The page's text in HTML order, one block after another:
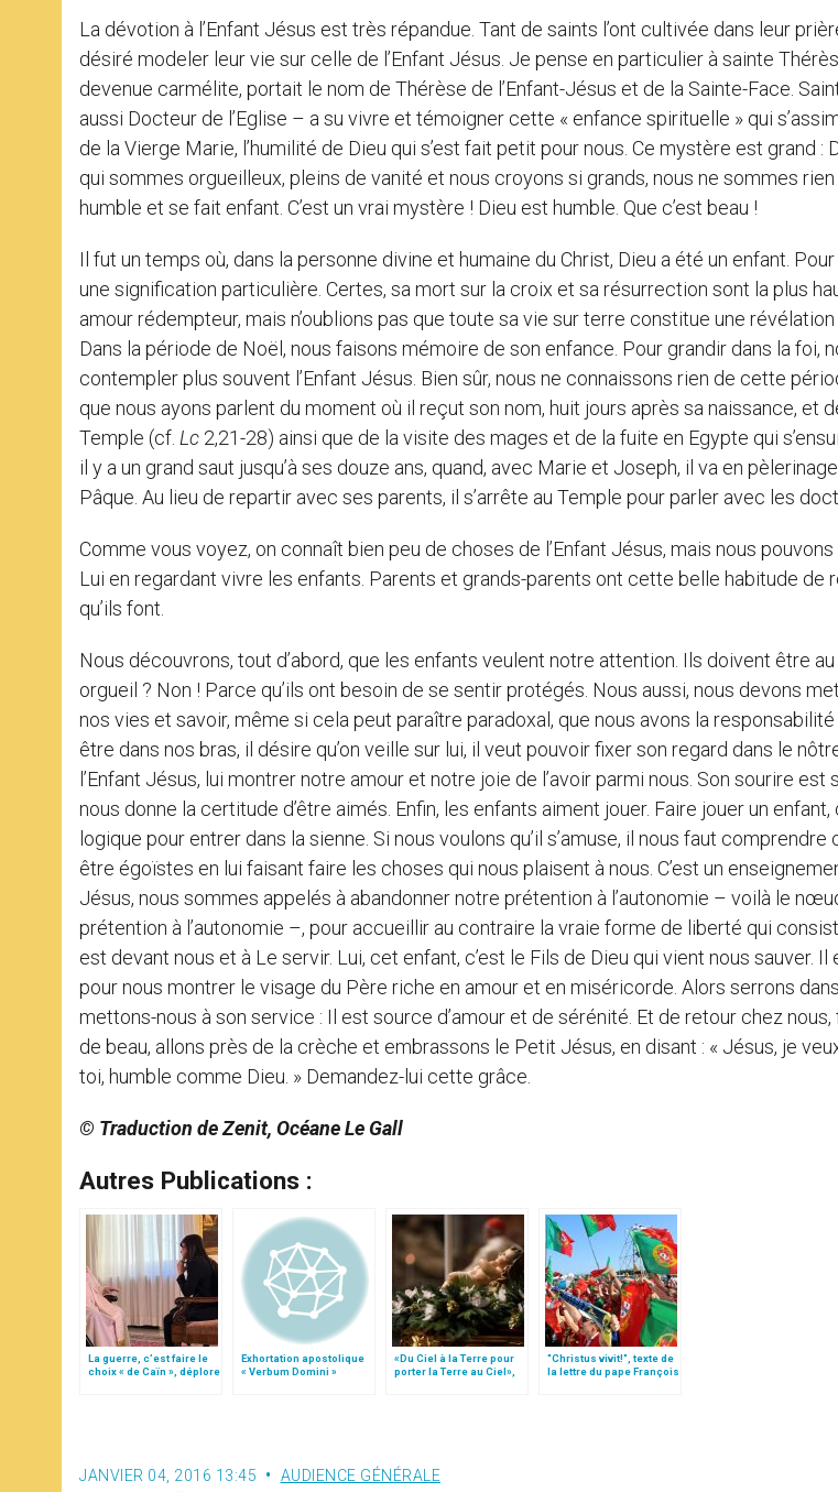
La dévotion à l’Enfant Jésus est très répandue. Tant de saints l’ont cultivée dans leur
désiré modeler leur vie sur celle de l’Enfant Jésus. Je pense en particulier à sainte
devenue carmélite, portait le nom de Thérèse de l’Enfant-Jésus et de la Sainte-Face.
aussi Docteur de l’Eglise – a su vivre et témoigner cette « enfance spirituelle » qui
de la Vierge Marie, l’humilité de Dieu qui s’est fait petit pour nous. Ce mystère est grand :
qui sommes orgueilleux, pleins de vanité et nous croyons si grands, nous ne sommes rien
humble et se fait enfant. C’est un vrai mystère ! Dieu est humble. Que c’est beau !
Il fut un temps où, dans la personne divine et humaine du Christ, Dieu a été un enfant.
une signification particulière. Certes, sa mort sur la croix et sa résurrection sont la plus
amour rédempteur, mais n’oublions pas que toute sa vie sur terre constitue une
Dans la période de Noël, nous faisons mémoire de son enfance. Pour grandir dans la foi,
contempler plus souvent l’Enfant Jésus. Bien sûr, nous ne connaissons rien de cette
que nous ayons parlent du moment où il reçut son nom, huit jours après sa naissance, et
Temple (cf. Lc 2,21-28) ainsi que de la visite des mages et de la fuite en Egypte qui
il y a un grand saut jusqu’à ses douze ans, quand, avec Marie et Joseph, il va en
Pâque. Au lieu de repartir avec ses parents, il s’arrête au Temple pour parler avec les
Comme vous voyez, on connaît bien peu de choses de l’Enfant Jésus, mais nous
Lui en regardant vivre les enfants. Parents et grands-parents ont cette belle habitude de
qu’ils font.
Nous découvrons, tout d’abord, que les enfants veulent notre attention. Ils doivent être
orgueil ? Non ! Parce qu’ils ont besoin de se sentir protégés. Nous aussi, nous devons
nos vies et savoir, même si cela peut paraître paradoxal, que nous avons la
être dans nos bras, il désire qu’on veille sur lui, il veut pouvoir fixer son regard dans le
l’Enfant Jésus, lui montrer notre amour et notre joie de l’avoir parmi nous. Son sourire est
nous donne la certitude d’être aimés. Enfin, les enfants aiment jouer. Faire jouer un enfant,
logique pour entrer dans la sienne. Si nous voulons qu’il s’amuse, il nous faut comprendre
être égoïstes en lui faisant faire les choses qui nous plaisent à nous. C’est un
Jésus, nous sommes appelés à abandonner notre prétention à l’autonomie – voilà le
prétention à l’autonomie –, pour accueillir au contraire la vraie forme de liberté qui
est devant nous et à Le servir. Lui, cet enfant, c’est le Fils de Dieu qui vient nous sauver. Il
pour nous montrer le visage du Père riche en amour et en miséricorde. Alors serrons
mettons-nous à son service : Il est source d’amour et de sérénité. Et de retour chez
de beau, allons près de la crèche et embrassons le Petit Jésus, en disant : « Jésus, je
toi, humble comme Dieu. » Demandez-lui cette grâce.
© Traduction de Zenit, Océane Le Gall
Autres Publications :
La guerre, c’est faire le
choix « de Caïn », déplore
Exhortation apostolique
« Verbum Domini »
«Du Ciel à la Terre pour
porter la Terre au Ciel»,
"Christus vivit!", texte de
la lettre du pape François
JANVIER 04, 2016 13:45 AUDIENCE GÉNÉRALE